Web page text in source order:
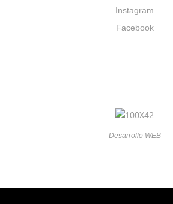
Instagram
Facebook
Desarrollo WEB